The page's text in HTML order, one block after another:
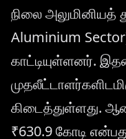
நிலை அலுமினியத்
Aluminium
காட்டியுள்ளனர்.
கிடைத்துள்ளது.
₹630.9 கோடி